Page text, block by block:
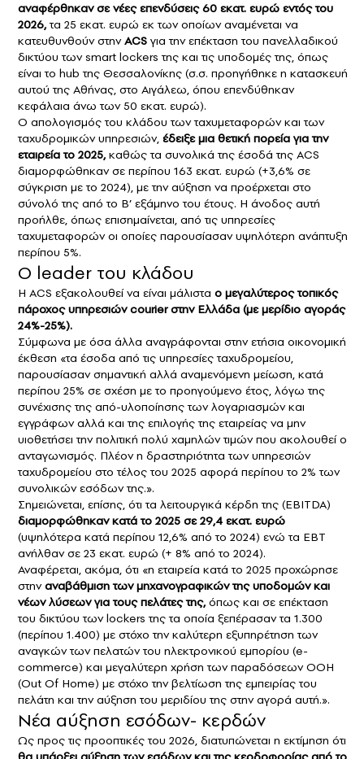
αναφέρθηκαν σε νέες επενδύσεις 60 εκατ. ευρώ εντός του
2026,τα 25 εκατ. ευρώ εκ των οποίων αναμένεται να
κατευθυνθούν στηνACS για την επέκταση του πανελλαδικού
δικτύου των smart lockers της και τις υποδομές της, όπως
είναι το hub της Θεσσαλονίκης (σ.σ. προηγήθηκε η κατασκευή
αυτού της Αθήνας, στο Αιγάλεω, όπου επενδύθηκαν
κεφάλαια άνω των 50 εκατ. ευρώ).
Ο απολογισμός του κλάδου των ταχυμεταφορών και των
ταχυδρομικών υπηρεσιών, έδειξε μια θετική πορεία για την
εταιρεία το 2025,καθώς τα συνολικά της έσοδά της ACS
διαμορφώθηκαν σε περίπου 163 εκατ. ευρώ (+3,6% σε
σύγκριση με το 2024), με την αύξηση να προέρχεται στο
σύνολό της από το Β’ εξάμηνο του έτους. Η άνοδος αυτή
προήλθε, όπως επισημαίνεται, από τις υπηρεσίες
ταχυμεταφορών οι οποίες παρουσίασαν υψηλότερη ανάπτυξη
περίπου 5%.
Ο leader του κλάδου
Η ACS εξακολουθεί να είναι μάλιστα ο μεγαλύτερος τοπικός
πάροχος υπηρεσιών courier στην Ελλάδα (με μερίδιο αγοράς
24%-25%).
Σύμφωνα με όσα άλλα αναγράφονται στην ετήσια οικονομική
έκθεση «τα έσοδα από τις υπηρεσίες ταχυδρομείου,
παρουσίασαν σημαντική αλλά αναμενόμενη μείωση, κατά
περίπου 25% σε σχέση με το προηγούμενο έτος, λόγω της
συνέχισης της από-υλοποίησης των λογαριασμών και
εγγράφων αλλά και της επιλογής της εταιρείας να μην
υιοθετήσει την πολιτική πολύ χαμηλών τιμών που ακολουθεί ο
ανταγωνισμός. Πλέον η δραστηριότητα των υπηρεσιών
ταχυδρομείου στο τέλος του 2025 αφορά περίπου το 2% των
συνολικών εσόδων της.».
Σημειώνεται, επίσης, ότι τα λειτουργικά κέρδη της (EBITDA)
διαμορφώθηκαν κατά το 2025 σε 29,4 εκατ. ευρώ
(υψηλότερα κατά περίπου 12,6% από το 2024) ενώ τα EBT
ανήλθαν σε 23 εκατ. ευρώ (+ 8% από το 2024).
Αναφέρεται, ακόμα, ότι «η εταιρεία κατά το 2025 προχώρησε
στηναναβάθμιση των μηχανογραφικών της υποδομών και
νέων λύσεων για τους πελάτες της,όπως και σε επέκταση
του δικτύου των lockers της τα οποία ξεπέρασαν τα 1.300
(περίπου 1.400) με στόχο την καλύτερη εξυπηρέτηση των
αναγκών των πελατών του ηλεκτρονικού εμπορίου (e-
commerce) και μεγαλύτερη χρήση των παραδόσεων ΟΟΗ
(Out Of Home) με στόχο την βελτίωση της εμπειρίας του
πελάτη και την αύξηση του μεριδίου της στην αγορά αυτή.».
Νέα αύξηση εσόδων- κερδών
Ως προς τις προοπτικές του 2026, διατυπώνεται η εκτίμηση ότι